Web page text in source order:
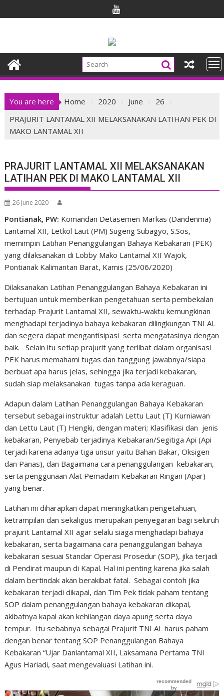
to
You are here Home 2020 June
26
PRAJURIT LANTAMAL XII MELAKSANAKAN LATIHAN PEK DI
MAKO LANTAMAL XII
PRAJURIT LANTAMAL XII MELAKSANAKAN
LATIHAN PEK DI MAKO LANTAMAL XII
26 June 2020
Pontianak, PW: Komandan Detasemen Markas (Dandenma)
Lantamal XII, Letkol Laut (PM) Sugeng Subagyo, S.Sos,
memimpin Latihan Penanggulangan Bahaya Kebakaran (PEK)
yang dilaksanakan di Lobby Mako Lantamal XII Wajok,
Pontianak Kalimantan Barat, Kamis (25/06/2020)
Dilaksanakan Latihan Penanggulangan Bahaya Kebakaran ini
bertujuan untuk memberikan pengetahuan serta pembekalan
terhadap Prajurit Lantamal XII, sewaktu-waktu kemungkinan
menghadapi terjadinya bahaya kebakaran dilingkungan TNI AL
dan segera dapat mengantisipasi serta mengatasinya dengan
baik. Selain itu setiap prajurit yang terlibat dalam organisasi
PEK harus memahami tugas dan tanggung jawabnya/siapa
berbuat apa harus jelas, sehingga jika terjadi kebakaran,
sudah siap melaksanakan tugas tanpa ada keraguan.
Adapun dalam Latihan Penanggulangan Bahaya Kebakaran
tersebut sebagai instruktur adalah Lettu Laut (T) Kurniawan
dan Lettu Laut (T) Hengki, dengan materi; Klasifikasi dan jenis
kebakaran, Penyebab terjadinya Kebakaran/Segitiga Api (Api
terjadi karena adanya tiga unsur yaitu Bahan Bakar, Oksigen
dan Panas), dan Bagaimana cara penanggulangan kebakaran,
serta penggunaan Alat Pemadam Kebakaran Ringan (Apar)
yang benar.
Latihan ini diharapkan dapat meningkatkan pengetahuan,
ketrampilan dan sekaligus merupakan penyegaran bagi seluruh
prajurit Lantamal XII agar selalu siaga menghadapi bahaya
kebakaran, serta bagaimana cara penanggulangan bahaya
kebakaran sesuai Standar Operasi Prosedur (SOP), jika terjadi
di Pendirat maupun di Kapal. Hal ini penting karena jika salah
dalam bertindak akan berakibat fatal. Sebagai contoh jika
kebakaran terjadi dikapal, dan Tim Pek tidak paham tentang
SOP dalam penanggulangan bahaya kebakaran dikapal,
akibatnya kapal akan kehilangan daya apung serta daya
tempur. Itu sebabnya sebagai Prajurit TNI AL harus paham
dengan benar tentang SOP Penanggulangan Bahaya
Kebakaran “Ujar Danlantamal XII, Laksamana Pertama TNI
Agus Hariadi, saat mengevaluasi Latihan ini.